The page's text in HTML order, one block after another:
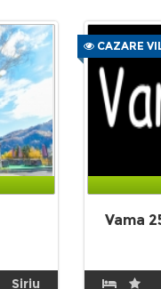
Siriu
CAZARE
Vama